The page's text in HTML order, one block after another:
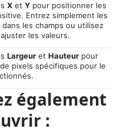
X etY pour positionner les
Entrez simplement les
les champs ou utilisez
les valeurs.
Largeur etHauteur pour
pixels spécifiques pour le
également
: